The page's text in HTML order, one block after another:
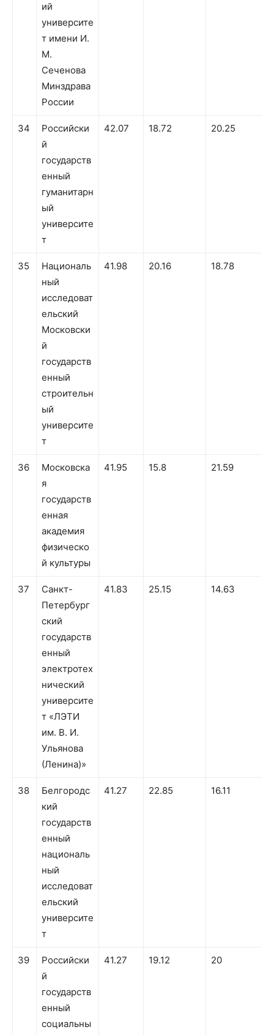
ий
университе
т имени И.
М.
Сеченова
Минздрава
России
34
Российски
й
государств
енный
гуманитарн
ый
университе
т
42.07 18.72 20.25
35
Националь
ный
исследоват
ельский
Московски
й
государств
енный
строительн
ый
университе
т
41.98 20.16 18.78
36
Московска
я
государств
енная
академия
физическо
й культуры
41.95 15.8 21.59
37
Санкт-
Петербург
ский
государств
енный
электротех
нический
университе
т «ЛЭТИ
им. В. И.
Ульянова
(Ленина)»
41.83 25.15 14.63
38
Белгородс
кий
государств
енный
националь
ный
исследоват
ельский
университе
т
41.27 22.85 16.11
39
Российски
й
государств
енный
социальны
41.27 19.12 20